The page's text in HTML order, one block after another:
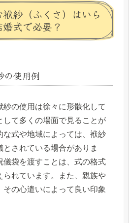
紗（ふくさ）はいら
式で必要？
の使用例
の使用は徐々に形骸化して
して多くの場面で見ることが
な式や地域によっては、袱紗
されている場合がありま
儀袋を渡すことは、式の格式
られています。また、親族や
の心遣いによって良い印象